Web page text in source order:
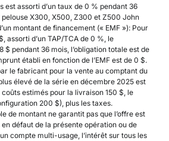
est assorti d’un taux de 0 % pendant 36
X300, X500, Z300 et Z500 John
montant de financement (« EMF »): Pour
assorti d’un TAP/TCA de 0 %, le
$ pendant 36 mois, l’obligation totale est de
établi en fonction de l’EMF est de 0 $.
le fabricant pour la vente au comptant du
élevé de la série en décembre 2025 est
estimés pour la livraison 150 $, le
200 $), plus les taxes.
de montant ne garantit pas que l’offre est
défaut de la présente opération ou de
compte multi-usage, l’intérêt sur tous les